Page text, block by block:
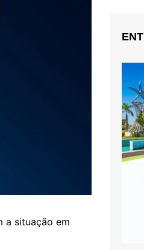
a situação em